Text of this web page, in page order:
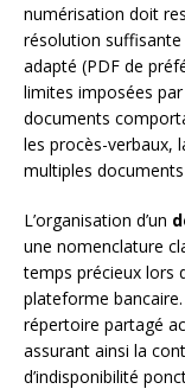
numérisation doit
résolution
adapté (PDF de
limites imposées
documents
les procès-verbaux,
multiples
L’organisation d’un
une nomenclature
temps précieux lors
plateforme
répertoire partagé
assurant ainsi la
d’indisponibilité